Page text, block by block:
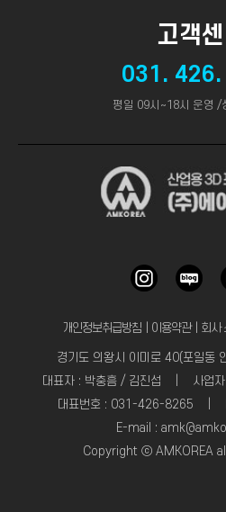
고객센
031.
평일 09시~18시 운영 /
개인정보취급방침｜ 이용약관｜ 회사
경기도 의왕시 이미로 40(포일동
대표자 : 박충흠 / 김진섭 | 사업
대표번호 : 031-426-8265 |
E-mail :
Copyright ⓒ AMKOREA